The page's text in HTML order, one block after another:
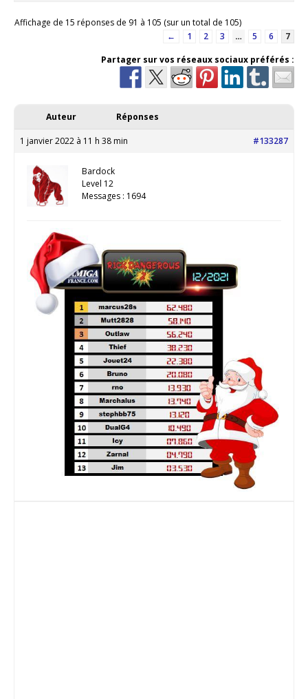
Affichage de 15 réponses de 91 à 105 (sur un total de 105)
←
1 2 3 … 5 6
7
Partager sur vos réseaux sociaux préférés :
Auteur Réponses
1 janvier 2022 à 11 h 38 min #133287
Bardock
Level 12
Messages : 1694